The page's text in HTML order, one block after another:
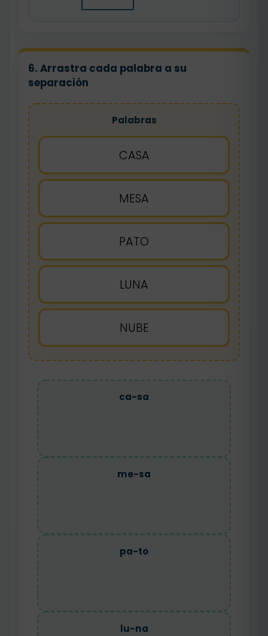
6. Arrastra cada palabra a su
separación
Palabras
CASA
MESA
PATO
LUNA
NUBE
ca-sa
me-sa
pa-to
lu-na